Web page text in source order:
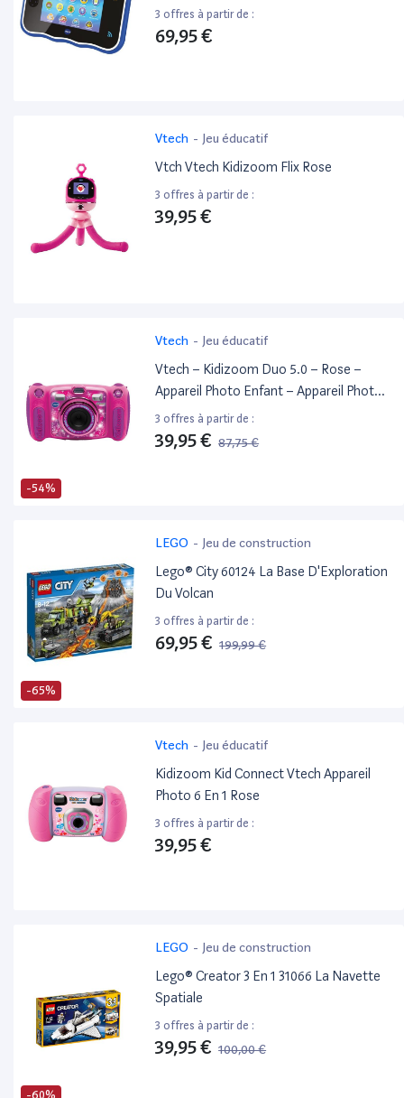
3 offres à partir de :
69,95 €
Vtech - Jeu éducatif
Vtch Vtech Kidizoom Flix Rose
3 offres à partir de :
39,95 €
-54%
Vtech - Jeu éducatif
Vtech – Kidizoom Duo 5.0 – Rose –
Appareil Photo Enfant – Appareil Photo
Numérique
3 offres à partir de :
39,95 € 87,75 €
-65%
LEGO - Jeu de construction
Lego® City 60124 La Base D'Exploration
Du Volcan
3 offres à partir de :
69,95 € 199,99 €
Vtech - Jeu éducatif
Kidizoom Kid Connect Vtech Appareil
Photo 6 En 1 Rose
3 offres à partir de :
39,95 €
-60%
LEGO - Jeu de construction
Lego® Creator 3 En 1 31066 La Navette
Spatiale
3 offres à partir de :
39,95 € 100,00 €